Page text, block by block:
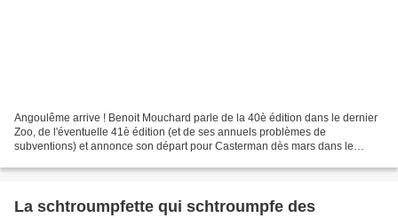
Angoulême arrive ! Benoit Mouchard parle de la 40è édition dans le dernier
Zoo, de l'éventuelle 41è édition (et de ses annuels problèmes de
subventions) et annonce son départ pour Casterman dès mars dans le
La schtroumpfette qui schtroumpfe des